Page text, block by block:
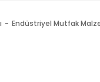
Endüstriyel Mutfak